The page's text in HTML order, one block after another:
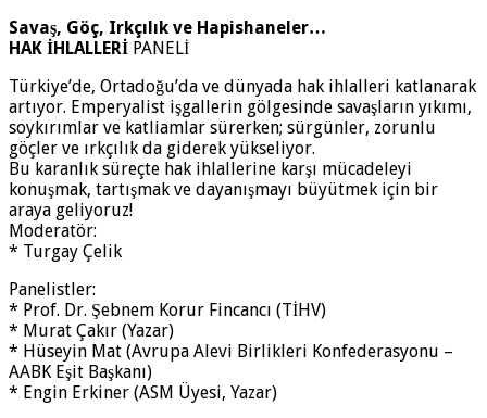
Savaş, Göç, Irkçılık ve Hapishaneler…
HAK İHLALLERİ PANELİ
Türkiye’de, Ortadoğu’da ve dünyada hak ihlalleri katlanarak
artıyor. Emperyalist işgallerin gölgesinde savaşların yıkımı,
soykırımlar ve katliamlar sürerken; sürgünler, zorunlu
göçler ve ırkçılık da giderek yükseliyor.
Bu karanlık süreçte hak ihlallerine karşı mücadeleyi
konuşmak, tartışmak ve dayanışmayı büyütmek için bir
araya geliyoruz!
Moderatör:
* Turgay Çelik
Panelistler:
* Prof. Dr. Şebnem Korur Fincancı (TİHV)
* Murat Çakır (Yazar)
* Hüseyin Mat (Avrupa Alevi Birlikleri Konfederasyonu –
AABK Eşit Başkanı)
* Engin Erkiner (ASM Üyesi, Yazar)